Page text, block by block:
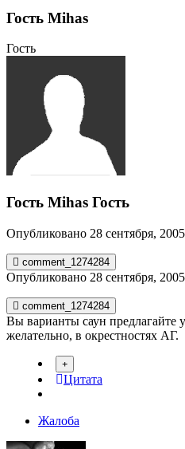
Гость Mihas
Гость
Гость Mihas Гость
Опубликовано 28 сентября, 2005
comment_1274284
Опубликовано 28 сентября, 2005
comment_1274284
Вы варианты саун предлагайте
желательно, в окрестностях АГ.
Цитата
Жалоба